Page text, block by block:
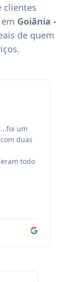
clientes
Goiânia -
de quem
um
duas
todo